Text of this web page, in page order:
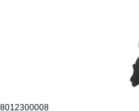
8012300008